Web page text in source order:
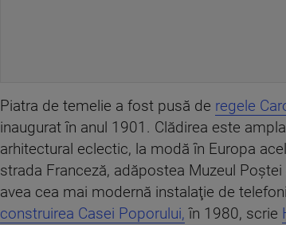
Piatra de temelie a fost pusă de regele
inaugurat în anul 1901. Clădirea este
arhitectural eclectic, la modă în Europa
strada Franceză, adăpostea Muzeul
avea cea mai modernă instalaţie de
construirea Casei Poporului, în 1980, scrie